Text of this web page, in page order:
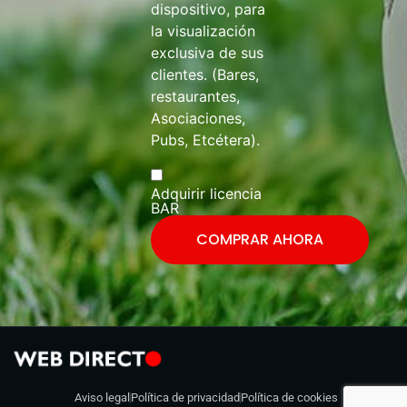
dispositivo, para
la visualización
exclusiva de sus
clientes. (Bares,
restaurantes,
Asociaciones,
Pubs, Etcétera).
Adquirir licencia
BAR
COMPRAR AHORA
Aviso legal Política de privacidad Política de cookies